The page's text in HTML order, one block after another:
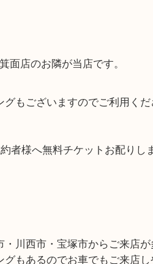
念10万円金貨は20ｇ、天皇
りません。
婚記念5万円金貨は世界造
経歴があります。
ました！
お品があっても一点一点丁